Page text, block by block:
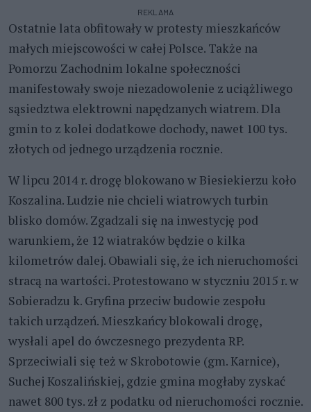
REKLAMA
Ostatnie lata obfitowały w protesty mieszkańców
małych miejscowości w całej Polsce. Także na
Pomorzu Zachodnim lokalne społeczności
manifestowały swoje niezadowolenie z uciążliwego
sąsiedztwa elektrowni napędzanych wiatrem. Dla
gmin to z kolei dodatkowe dochody, nawet 100 tys.
złotych od jednego urządzenia rocznie.
W lipcu 2014 r. drogę blokowano w Biesiekierzu koło
Koszalina. Ludzie nie chcieli wiatrowych turbin
blisko domów. Zgadzali się na inwestycję pod
warunkiem, że 12 wiatraków będzie o kilka
kilometrów dalej. Obawiali się, że ich nieruchomości
stracą na wartości. Protestowano w styczniu 2015 r. w
Sobieradzu k. Gryfina przeciw budowie zespołu
takich urządzeń. Mieszkańcy blokowali drogę,
wysłali apel do ówczesnego prezydenta RP.
Sprzeciwiali się też w Skrobotowie (gm. Karnice),
Suchej Koszalińskiej, gdzie gmina mogłaby zyskać
nawet 800 tys. zł z podatku od nieruchomości rocznie.